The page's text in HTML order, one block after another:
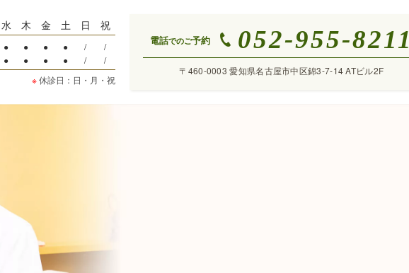
水 木 金 土 日 祝
● ● ● ● / /
● ● ● ● /
/
※休診日：日・月・祝
電話でのご予約 052-955-8211
〒460-0003 愛知県名古屋市中区錦3-7-14 ATビル2F